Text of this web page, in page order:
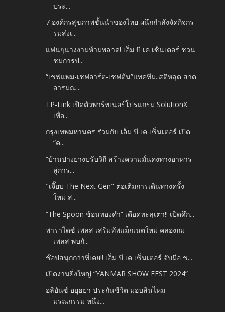
ประ...
7 องค์กรสุขภาพชั้นนำของไทย ผนึกกำลังจัดกิจกร
รมส่งเ...
แฟนๆนางงามห้ามพลาด! เอ็ม บี เค เซ็นเตอร์ ชวน
ชมการป...
“เชฟแพม-เชฟอาร์ต-เชฟต้น”แทคทีม..สติหลุด สาด
อารมณ...
TP-Link เปิดตัวพาร์ทเนอร์โปรแกรม SolutionX
เพื่อ...
กรุงเทพมหานคร ร่วมกับ เอ็ม บี เค เซ็นเตอร์ เปิด
“ค...
“บ้านปางยางปรับวิถี สร้างความมั่นคงทางอาหาร
สู่การ...
"เจี๊ยบ The Next Gen" ต่อเติมการเดินทางครั้ง
ใหม่ ส...
“The Spoon ช้อนทองคำ” เดือดทะลุเตา!! เปิดศึก...
พาราไดซ์ เพลส เสริมทัพแม็กเนตใหม่ คลองถม
เพลส พบกั...
ช๊อปสนุกกว่าที่เคย!! เอ็ม บี เค เซ็นเตอร์ จับมือ ช...
เปิดงานยิ่งใหญ่ “YANMAR SHOW FEST 2024”
อลิอันซ์ อยุธยา ประกันชีวิต มอบสินไหม
มรณกรรม หนึ่ง...